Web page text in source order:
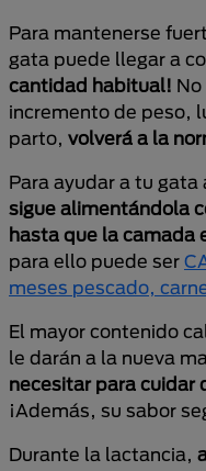
Para mantenerse
gata puede llegar a
cantidad habitual!
incremento de peso,
parto, volverá a la
Para ayudar a tu gata
sigue alimentándola
hasta que la camada
para ello puede ser
meses pescado,
El mayor contenido
le darán a la nueva
necesitar para cuidar
¡Además, su sabor
Durante la lactancia,